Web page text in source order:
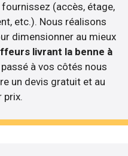
(accès, étage,
etc.). Nous réalisons
dimensionner au mieux
livrant la benne à
à vos côtés nous
un devis gratuit et au
prix.